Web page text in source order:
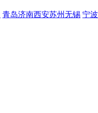
青岛济南西安苏州无锡 宁波